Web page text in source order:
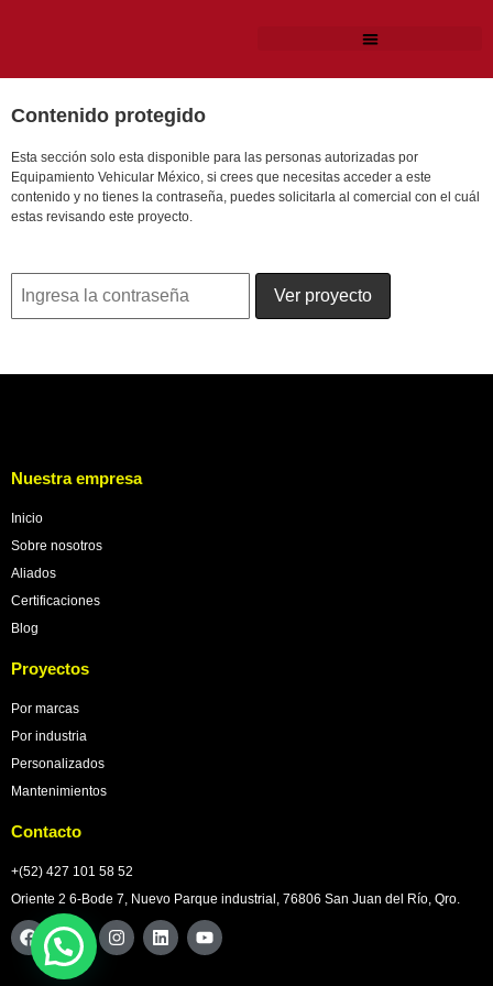
Contenido protegido
Esta sección solo esta disponible para las personas autorizadas por
Equipamiento Vehicular México, si crees que necesitas acceder a este
contenido y no tienes la contraseña, puedes solicitarla al comercial con el cuál
estas revisando este proyecto.
Nuestra empresa
Inicio
Sobre nosotros
Aliados
Certificaciones
Blog
Proyectos
Por marcas
Por industria
Personalizados
Mantenimientos
Contacto
+(52) 427 101 58 52
Oriente 2 6-Bode 7, Nuevo Parque industrial, 76806 San Juan del Río, Qro.